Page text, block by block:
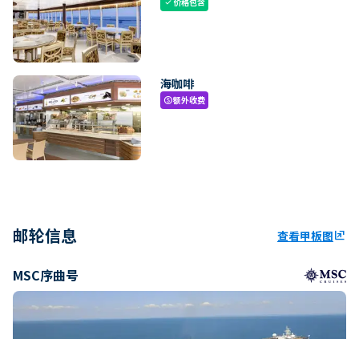
check
海咖啡
paid额外收费
邮轮信息 查看甲板图ungroup
MSC序曲号